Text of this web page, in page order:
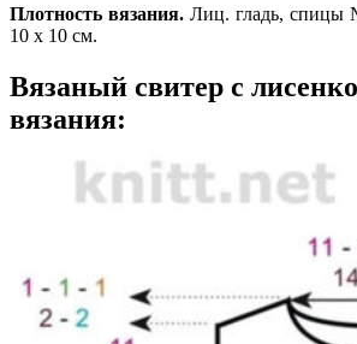
Плотность вязания.Лиц. гладь, спицы
10 х 10 см.
Вязаный свитер с
вязания: